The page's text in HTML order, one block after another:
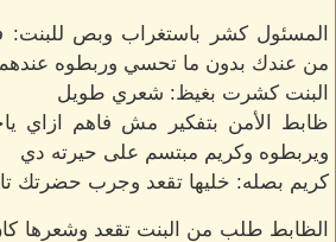
المسئول كشر باستغراب وبص للبنت:
من عندك بدون ما تحسي وربطوه
البنت كشرت بغيظ: شعري طويل
ظابط الأمن بتفكير مش فاهم ازاي
ويربطوه وكريم مبتسم على حيرته دي
كريم بصله: خليها تقعد وجرب حضرتك
الظابط طلب من البنت تقعد وشعرها